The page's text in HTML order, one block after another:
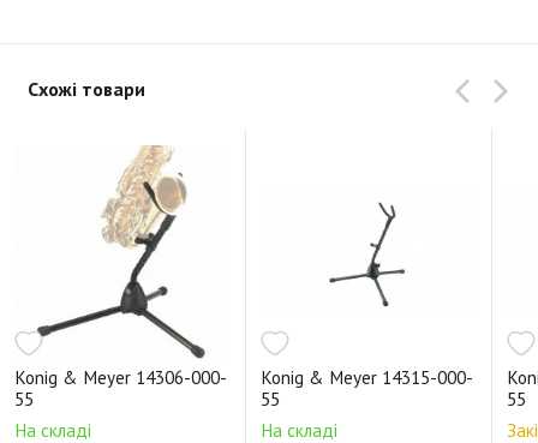
Схожі товари
Konig & Meyer 14306-000-
55
На складі
Konig & Meyer 14315-000-
55
На складі
55